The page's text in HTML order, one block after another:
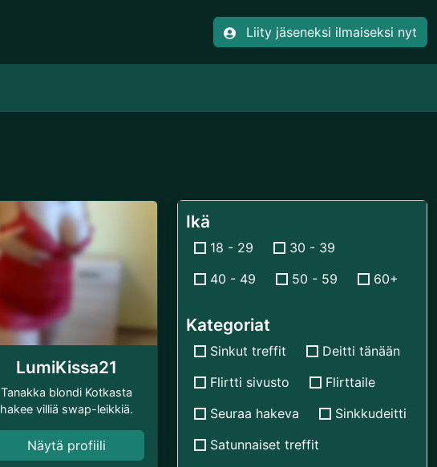
Liity jäseneksi ilmaiseksi nyt
LumiKissa21
Tanakka blondi Kotkasta
hakee villiä swap-leikkiä.
Näytä profiili
Ikä
18 - 29
30 - 39
40 - 49
50 - 59 60+
Kategoriat
Sinkut treffit
Deitti tänään
Flirtti sivusto
Flirttaile
Seuraa hakeva
Sinkkudeitti
Satunnaiset treffit